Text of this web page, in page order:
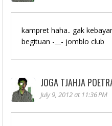
kampret haha.. gak
begituan -__- jomblo club
JOGA TJAHJA
July 9, 2012 at 11:36 PM